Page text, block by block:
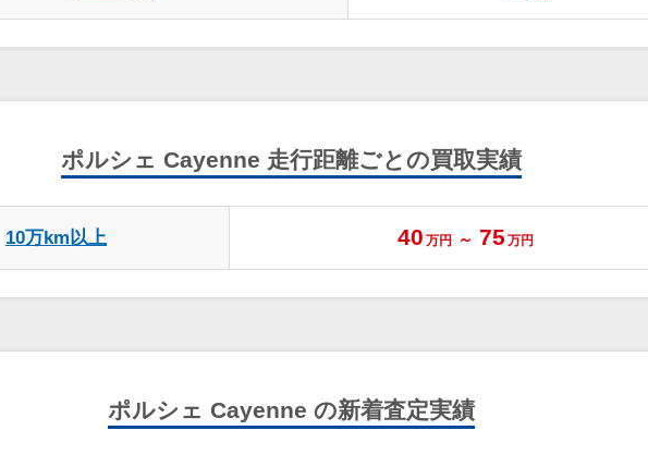
ポルシェ Cayenne 走行距離ごとの買取実績
10万km以上 40 万円～ 75 万円
ポルシェ Cayenne の新着査定実績